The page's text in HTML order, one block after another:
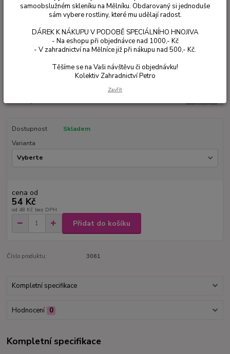
Ohodnotit produkt
Veronica spicata 'Blue Bouquet' je trvalka s hustými klasovitými květy
intenzivně modré barvy. Kvete od června do srpna a dorůstá výšky 30–50
cm. Preferuje slunné stanoviště a dobře propustnou půdu. Skvělá do
Dostupnost
Skladem
Varianta
cena od
54 Kč
od 48 Kč bez DPH
Přidat do košíku
Číslo produktu: 3061
Kompletní specifikace
Hodnocení 0
Kompletní specifikace
samoobslužném skleníku na Mělníku. Obdarovaný si jednoduše
sám vybere rostliny, které mu udělají radost.
DÁREK K NÁKUPU V PODOBĚ SPECIÁLNÍHO HNOJIVA
- Na eshopu při objednávce nad 1000,- Kč
- V zahradnictví na Mělníce již při nákupu nad 500,- Kč.
Těšíme se na Vaši návštěvu či objednávku!
Kolektiv Zahradnictví Petro
Zavřít